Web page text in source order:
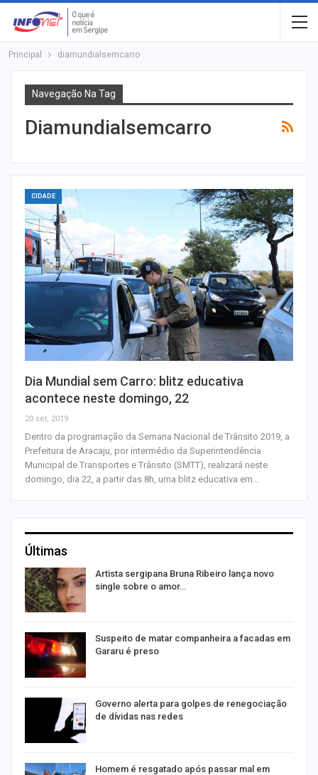
Principal diamundialsemcarro
Navegação Na Tag
Diamundialsemcarro
CIDADE
Dia Mundial sem Carro: blitz educativa
acontece neste domingo, 22
20 set, 2019
Dentro da programação da Semana Nacional de Trânsito 2019, a
Prefeitura de Aracaju, por intermédio da Superintendência
Municipal de Transportes e Trânsito (SMTT), realizará neste
domingo, dia 22, a partir das 8h, uma blitz educativa em…
Últimas
Artista sergipana Bruna Ribeiro lança novo
single sobre o amor…
Suspeito de matar companheira a facadas em
Gararu é preso
Governo alerta para golpes de renegociação
de dívidas nas redes
Homem é resgatado após passar mal em